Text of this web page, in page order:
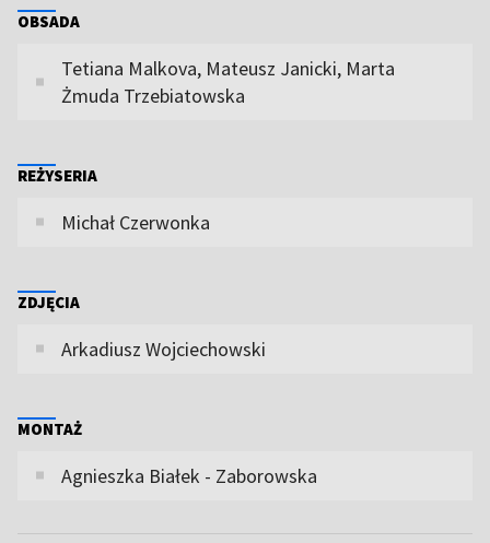
OBSADA
Tetiana Malkova, Mateusz Janicki, Marta
Żmuda Trzebiatowska
REŻYSERIA
Michał Czerwonka
ZDJĘCIA
Arkadiusz Wojciechowski
MONTAŻ
Agnieszka Białek - Zaborowska